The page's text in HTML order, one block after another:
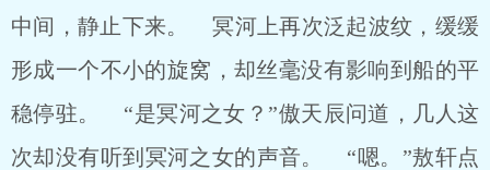
中间，静止下来。 冥河上再次泛起波纹，缓缓
形成一个不小的旋窝，却丝毫没有影响到船的平
稳停驻。 “是冥河之女？”傲天辰问道，几人这
次却没有听到冥河之女的声音。 “嗯。”敖轩点